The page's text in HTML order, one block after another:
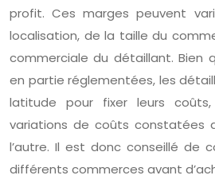
profit. Ces marges peuvent
localisation, de la taille du
commerciale du détaillant. Bien
en partie réglementées, les
latitude pour fixer leurs
variations de coûts constatées
l’autre. Il est donc conseillé de
différents commerces avant